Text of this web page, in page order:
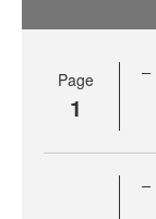
Page
1